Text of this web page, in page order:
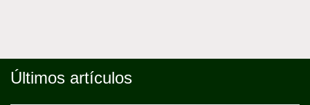
Últimos artículos